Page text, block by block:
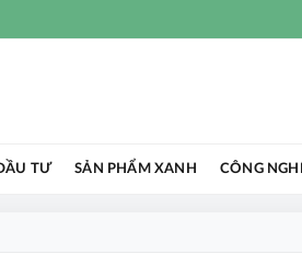
TƯ SẢN PHẨM XANH CÔNG